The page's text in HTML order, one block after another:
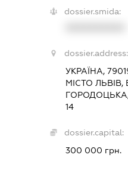
dossier.smida:
dossier.address:
УКРАЇНА,
МІСТО ЛЬВІВ,
14
dossier.capital:
300 000 грн.